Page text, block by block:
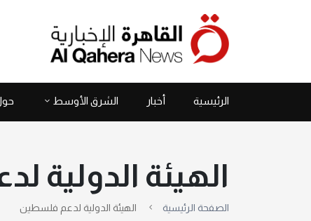
الرئيسية أخبار الشرق الأوسط
الهيئة الدولية
الصفحة الرئيسية الهيئة الدولية لدعم فلسطين